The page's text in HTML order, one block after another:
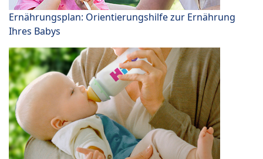
Ernährungsplan: Orientierungshilfe zur Ernährung
Ihres Babys